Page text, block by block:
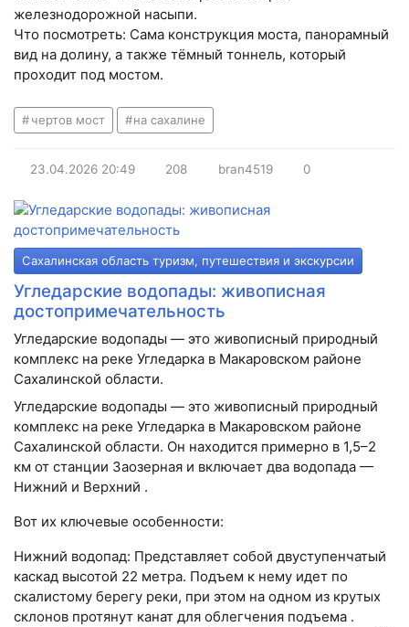
железнодорожной насыпи.
Что посмотреть: Сама конструкция моста, панорамный
вид на долину, а также тёмный тоннель, который
проходит под мостом.
чертов мост на сахалине
23.04.2026 20:49 208 bran4519 0
Сахалинская область туризм, путешествия и экскурсии
Угледарские водопады: живописная
достопримечательность
Угледарские водопады — это живописный природный
комплекс на реке Угледарка в Макаровском районе
Сахалинской области.
Угледарские водопады — это живописный природный
комплекс на реке Угледарка в Макаровском районе
Сахалинской области. Он находится примерно в 1,5–2
км от станции Заозерная и включает два водопада —
Нижний и Верхний .
Вот их ключевые особенности:
Нижний водопад: Представляет собой двуступенчатый
каскад высотой 22 метра. Подъем к нему идет по
скалистому берегу реки, при этом на одном из крутых
склонов протянут канат для облегчения подъема .